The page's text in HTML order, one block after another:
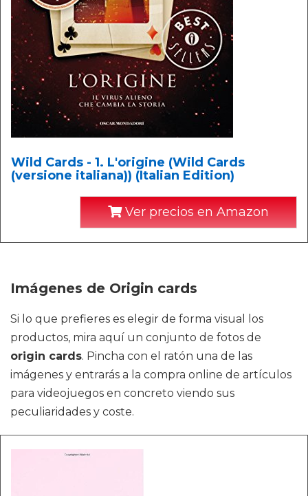
Wild Cards - 1. L'origine (Wild Cards
(versione italiana)) (Italian Edition)
Ver precios en Amazon
Imágenes de Origin cards
Si lo que prefieres es elegir de forma visual los
productos, mira aquí un conjunto de fotos de
origin cards. Pincha con el ratón una de las
imágenes y entrarás a la compra online de artículos
para videojuegos en concreto viendo sus
peculiaridades y coste.